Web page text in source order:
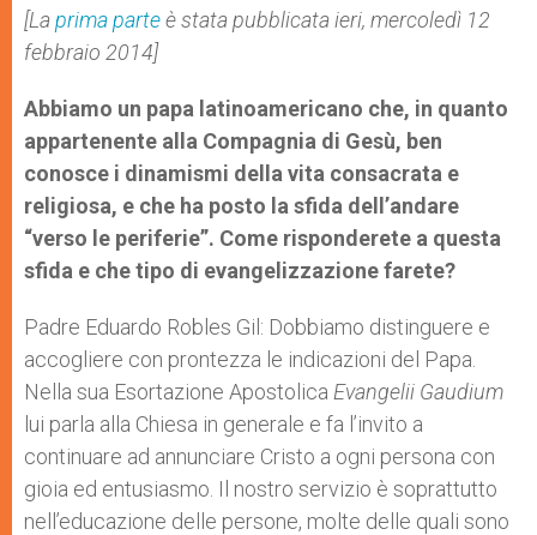
p
p
g
e
r
o
k
r
[Laprima parteè stata pubblicata ieri, mercoledì 12
febbraio 2014]
Abbiamo un papa latinoamericano che, in quanto
appartenente alla Compagnia di Gesù, ben
conosce i dinamismi della vita consacrata e
religiosa, e che ha posto la sfida dell’andare
“verso le periferie”. Come risponderete a questa
sfida e che tipo di evangelizzazione farete?
Padre Eduardo Robles Gil: Dobbiamo distinguere e
accogliere con prontezza le indicazioni del Papa.
Nella sua Esortazione Apostolica Evangelii Gaudium
lui parla alla Chiesa in generale e fa l’invito a
continuare ad annunciare Cristo a ogni persona con
gioia ed entusiasmo. Il nostro servizio è soprattutto
nell’educazione delle persone, molte delle quali sono